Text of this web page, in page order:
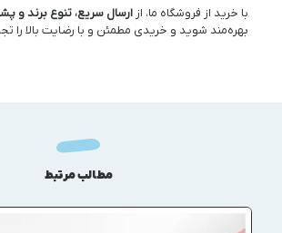
با خرید از فروشگاه ما، از ارسال سریع، تنوع برند و
بهره‌مند شوید و خریدی مطمئن و با رضایت بالا را
مطالب مرتبط